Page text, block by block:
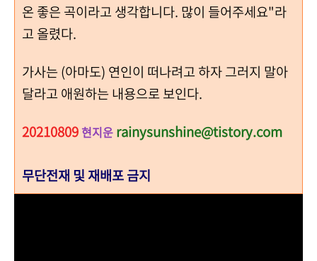
온 좋은 곡이라고 생각합니다. 많이 들어주세요"라
고 올렸다.
가사는 (아마도) 연인이 떠나려고 하자 그러지 말아
달라고 애원하는 내용으로 보인다.
20210809 현지운 rainysunshine@tistory.com
무단전재 및 재배포 금지